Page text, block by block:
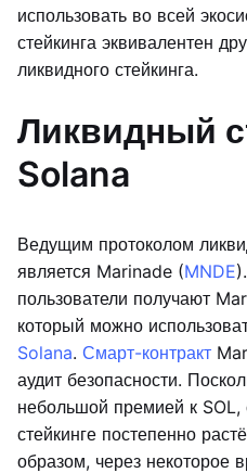
использовать во всей
стейкинга эквивалентен
ликвидного стейкинга.
Ликвидный
Solana
Ведущим протоколом
является Marinade (MNDE
пользователи получают
который можно
Solana. Смарт-контракт
аудит безопасности.
небольшой премией к SOL,
стейкинге постепенно
образом, через некоторое